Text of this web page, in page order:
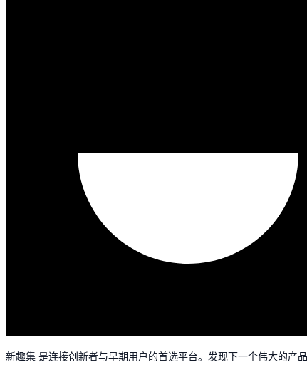
新趣集 是连接创新者与早期用户的首选平台。发现下一个伟大的产